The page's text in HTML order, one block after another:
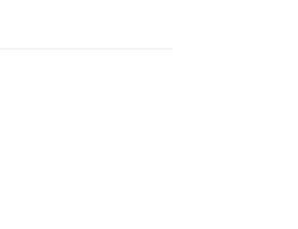
結，可透過四大超商
有效，需透過AFTEE
面顯示為準，若有關於